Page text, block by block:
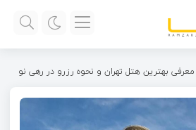
معرفی بهترین هتل تهران و نحوه رزرو در رهی نو